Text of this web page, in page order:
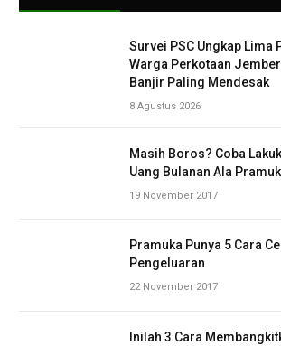
Survei PSC Ungkap Lima
Warga Perkotaan
Banjir Paling Mendesak
8 Agustus 2026
Masih Boros? Coba
Uang Bulanan Ala
19 November 2017
Pramuka Punya 5 Cara
Pengeluaran
22 November 2017
Inilah 3 Cara